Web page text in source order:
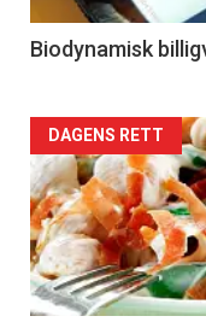
4
Biodynamisk
Forsiden
akkurat
nå
-
DAGENS RETT